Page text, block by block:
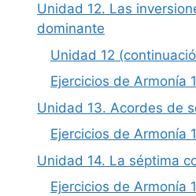
Unidad 12. Las
dominante
Unidad 12
Ejercicios de Armonía
Unidad 13. Acordes de
Ejercicios de Armonía
Unidad 14. La séptima
Ejercicios de Armonía